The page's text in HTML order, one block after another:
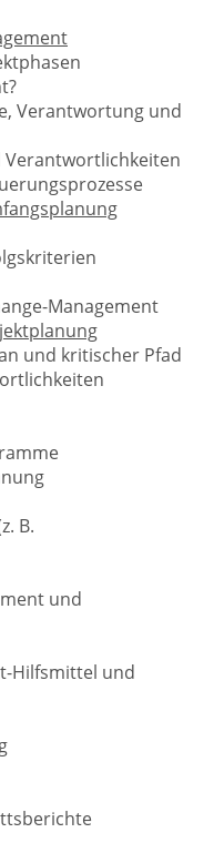
Verantwortung und
Verantwortlichkeiten
Management
und kritischer Pfad
B.
und
Hilfsmittel und